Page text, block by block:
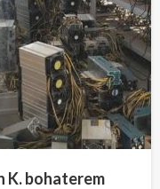
K. bohaterem